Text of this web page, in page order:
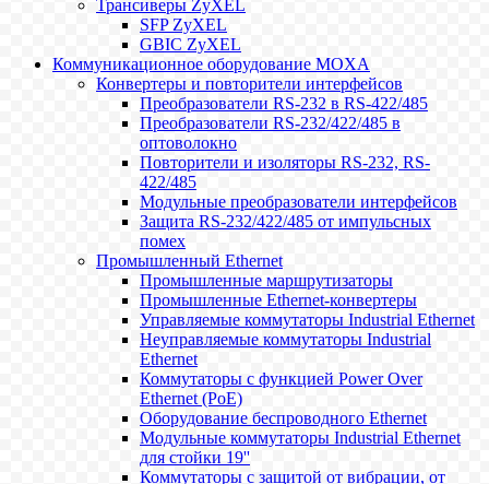
Трансиверы ZyXEL
SFP ZyXEL
GBIC ZyXEL
Коммуникационное оборудование MOXA
Конвертеры и повторители интерфейсов
Преобразователи RS-232 в RS-422/485
Преобразователи RS-232/422/485 в
оптоволокно
Повторители и изоляторы RS-232, RS-
422/485
Модульные преобразователи интерфейсов
Защита RS-232/422/485 от импульсных
помех
Промышленный Ethernet
Промышленные маршрутизаторы
Промышленные Ethernet-конвертеры
Управляемые коммутаторы Industrial Ethernet
Неуправляемые коммутаторы Industrial
Ethernet
Коммутаторы с функцией Power Over
Ethernet (PoE)
Оборудование беспроводного Ethernet
Модульные коммутаторы Industrial Ethernet
для стойки 19''
Коммутаторы с защитой от вибрации, от